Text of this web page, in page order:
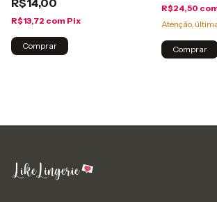
R$14,00
R$13,72 com Pix
Comprar
R$24,50
Atenção,
Comprar